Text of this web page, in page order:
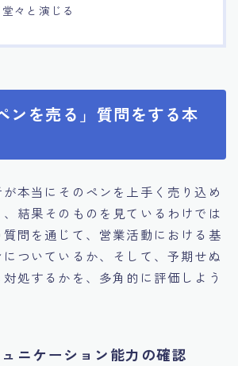
々と演じる
ンを売る」質問をする本
本当にそのペンを上手く売り込め
結果そのものを見ているわけでは
問を通じて、営業活動における基
ついているか、そして、予期せぬ
処するかを、多角的に評価しよう
ニケーション能力の確認